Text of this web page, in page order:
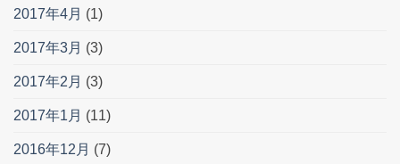
2017年4月 (1)
2017年3月 (3)
2017年2月 (3)
2017年1月 (11)
2016年12月 (7)